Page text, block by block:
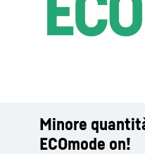
Minore
ECOmode on!